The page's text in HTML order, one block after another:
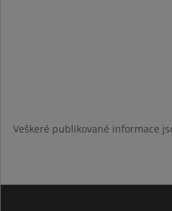
Veškeré publikované informace